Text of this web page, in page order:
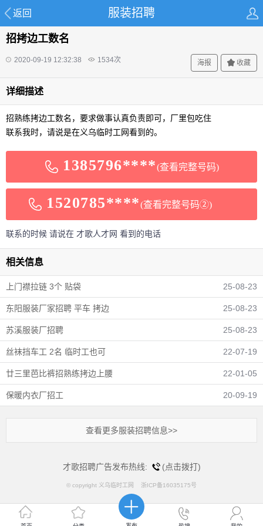
返回 服装招聘
招拷边工数名
2020-09-19 12:32:38 1534次 收藏
海报
详细描述
招熟练拷边工数名，要求做事认真负责即可，厂里包吃住
联系我时，请说是在义乌临时工网看到的。
1385796****(查看完整号码)
1520785****(查看完整号码②)
联系的时候 请说在 才歌人才网 看到的电话
相关信息
上门襟拉链 3个 贴袋 25-08-23
东阳服装厂家招聘 平车 拷边 25-08-23
苏溪服装厂招聘 25-08-23
丝袜挡车工 2名 临时工也可 22-07-19
廿三里芭比裤招熟练拷边上腰 22-01-05
保暖内衣厂招工 20-09-19
查看更多服装招聘信息>>
才歌招聘广告发布热线: (点击拨打)
© copyright 义乌临时工网 浙ICP备16035175号